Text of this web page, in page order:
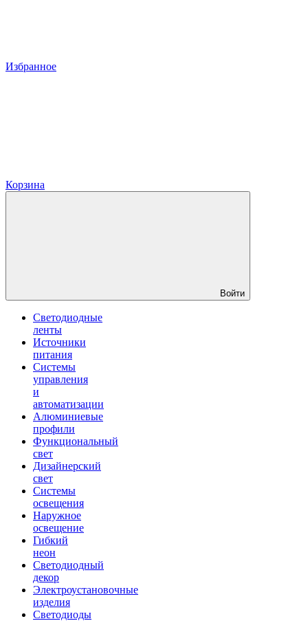
Избранное
Корзина
Войти
Светодиодные
ленты
Источники
питания
Системы
управления
и
автоматизации
Алюминиевые
профили
Функциональный
свет
Дизайнерский
свет
Системы
освещения
Наружное
освещение
Гибкий
неон
Светодиодный
декор
Электроустановочные
изделия
Светодиоды